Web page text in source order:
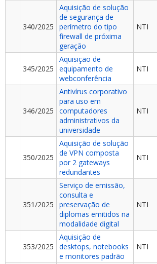
340/2025
Aquisição de solução
de segurança de
perímetro do tipo
firewall de próxima
geração
NTI
345/2025
Aquisição de
equipamento de
webconferência
NTI
346/2025
Antivírus corporativo
para uso em
computadores
administrativos da
universidade
NTI
350/2025
Aquisição de solução
de VPN composta
por 2 gateways
redundantes
NTI
351/2025
Serviço de emissão,
consulta e
preservação de
diplomas emitidos na
modalidade digital
NTI
353/2025
Aquisição de
desktops, notebooks
e monitores padrão
NTI